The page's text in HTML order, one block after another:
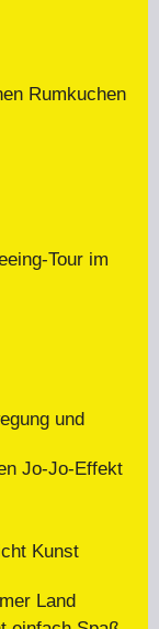
Rumkuchen
Tour im
und
Jo-Jo-Effekt
Kunst
Land